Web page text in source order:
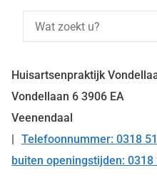
Huisartsenpraktijk
Vondellaan 6 3906 EA
Veenendaal
Tel:
Telefoonnummer: 0318
buiten openingstijden: 0318